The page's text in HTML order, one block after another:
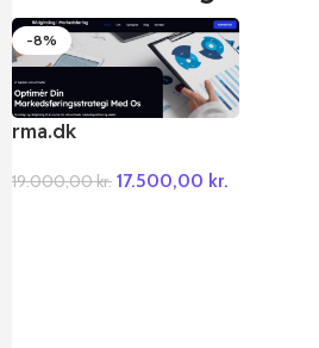
-8%
rma.dk
19.000,00kr. 17.500,00 kr.